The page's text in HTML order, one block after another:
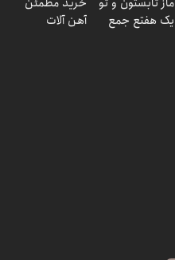
یک هفتع جمع
آهن آلات